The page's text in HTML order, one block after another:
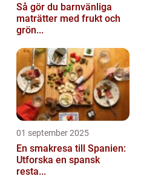
Så gör du barnvänliga
maträtter med frukt och
grön...
01 september 2025
En smakresa till Spanien:
Utforska en spansk
resta...